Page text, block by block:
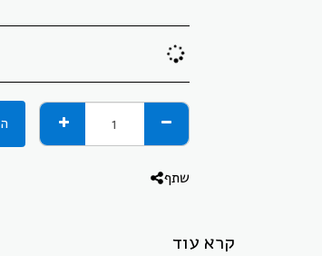
שתף
קרא עוד